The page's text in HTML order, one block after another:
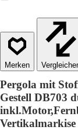
Pergola mit
Gestell DB703
Vertikalmarkise